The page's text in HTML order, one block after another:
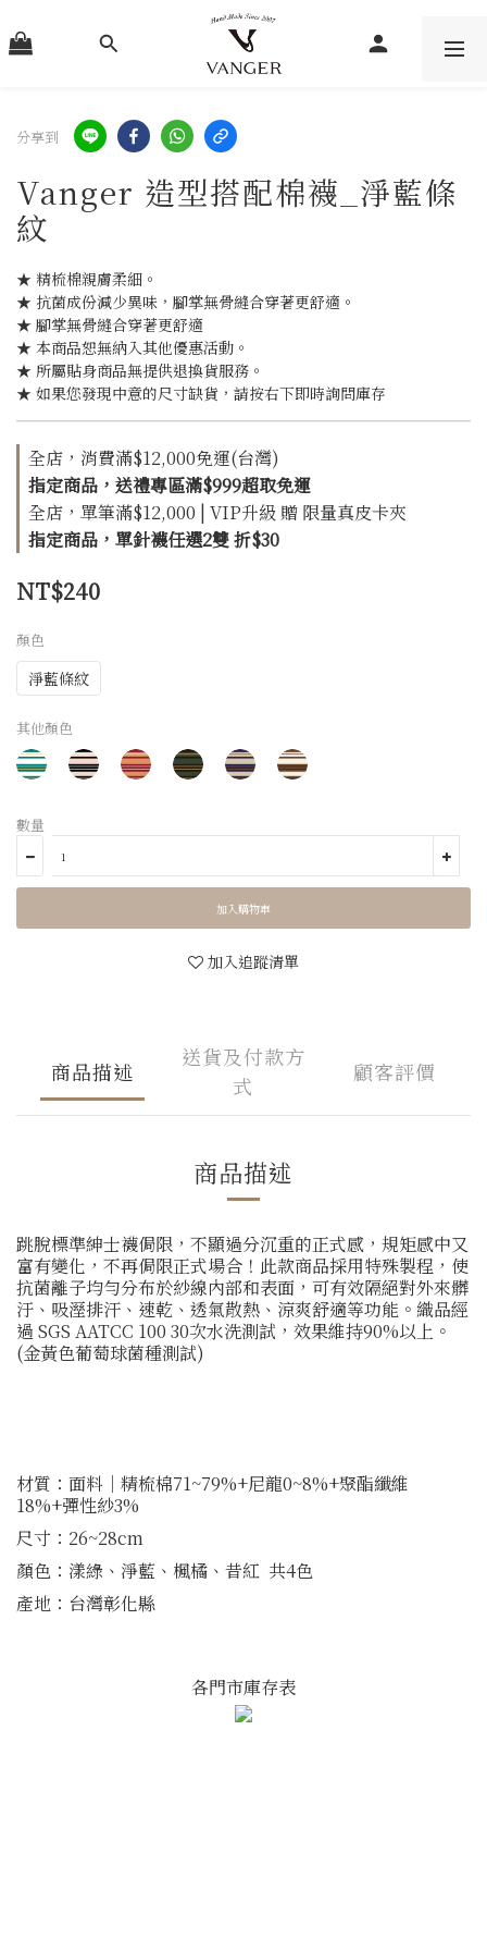
分享到
Vanger 造型搭配棉襪_淨藍條
紋
★ 精梳棉親膚柔細。
★ 抗菌成份減少異味，腳掌無骨縫合穿著更舒適。
★ 腳掌無骨縫合穿著更舒適
★ 本商品恕無納入其他優惠活動。
★ 所屬貼身商品無提供退換貨服務。
★ 如果您發現中意的尺寸缺貨，請按右下即時詢問庫存
全店，消費滿$12,000免運(台灣)
指定商品，送禮專區滿$999超取免運
全店，單筆滿$12,000 | VIP升級 贈 限量真皮卡夾
指定商品，單針襪任選2雙 折$30
NT$240
顏色
淨藍條紋
其他顏色
數量
加入購物車
加入追蹤清單
商品描述
送貨及付款方
式
顧客評價
商品描述
跳脫標準紳士襪侷限，不顯過分沉重的正式感，規矩感中又
富有變化，不再侷限正式場合！此款商品採用特殊製程，使
抗菌離子均勻分布於紗線內部和表面，可有效隔絕對外來髒
汙、吸溼排汗、速乾、透氣散熱、涼爽舒適等功能。織品經
過 SGS AATCC 100 30次水洗測試，效果維持90%以上。
(金黃色葡萄球菌種測試)
材質：面料│精梳棉71~79%+尼龍0~8%+聚酯纖維
18%+彈性紗3%
尺寸：26~28cm
顏色：漾綠、淨藍、楓橘、昔紅 共4色
產地：台灣彰化縣
各門市庫存表